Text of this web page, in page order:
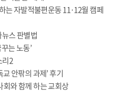
는 자발적불편운동 11·12월 캠페
뉴스 판별법
는 노동’
리2
안팎의 과제’ 후기
와 함께 하는 교회상